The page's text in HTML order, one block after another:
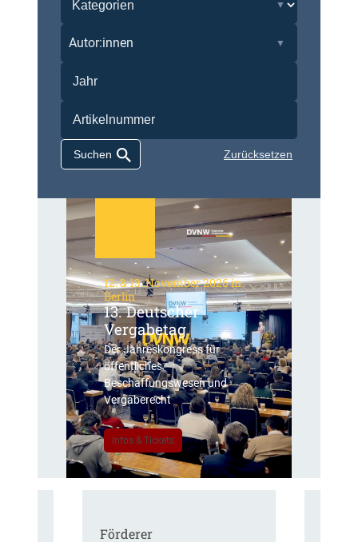
Autor:innen
Zurücksetzen
12. & 13. November 2026 in
Berlin
13. Deutscher
Vergabetag
Der Jahreskongress für
öffentliches
Beschaffungswesen und
Vergaberecht
Infos & Tickets
Förderer